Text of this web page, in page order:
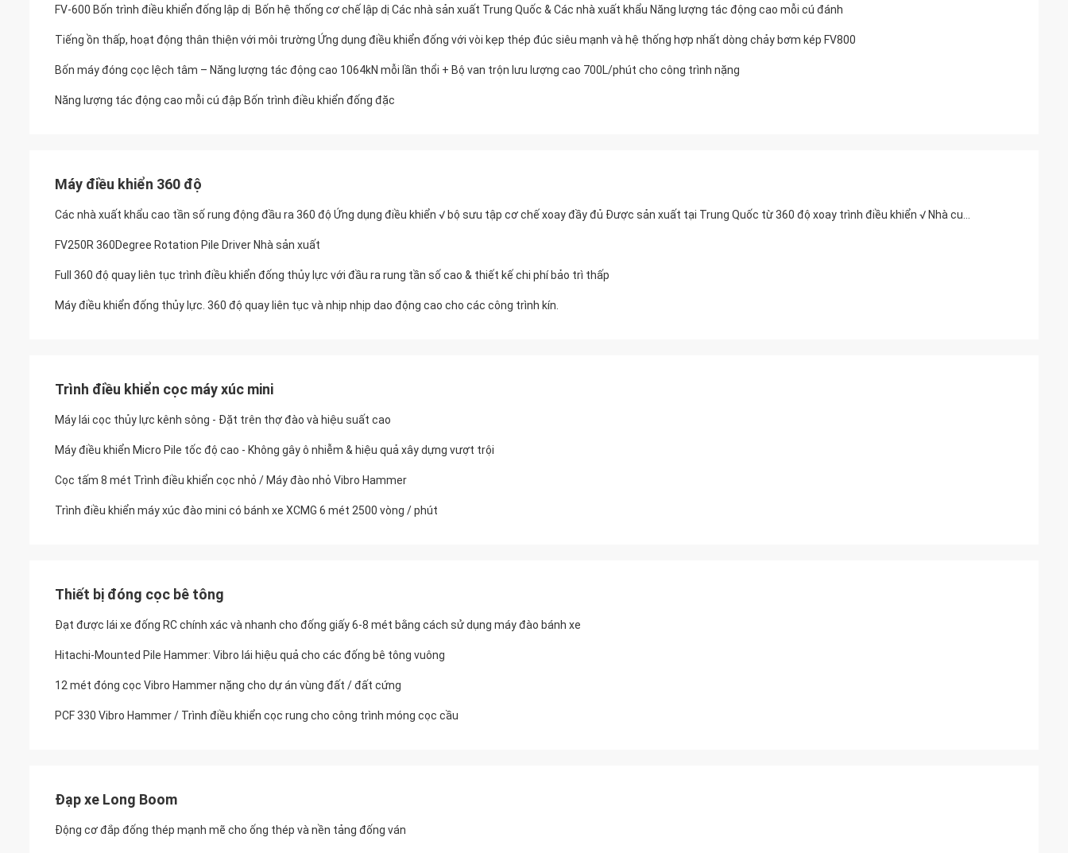
FV-600 Bốn trình điều khiển đống lập dị ️ Bốn hệ thống cơ chế lập dị Các nhà sản xuất Trung Quốc & Các nhà xuất khẩu Năng lượng tác động cao mỗi cú đánh
Tiếng ồn thấp, hoạt động thân thiện với môi trường Ứng dụng điều khiển đống với vòi kẹp thép đúc siêu mạnh và hệ thống hợp nhất dòng chảy bơm kép FV800
Bốn máy đóng cọc lệch tâm – Năng lượng tác động cao 1064kN mỗi lần thổi + Bộ van trộn lưu lượng cao 700L/phút cho công trình nặng
Năng lượng tác động cao mỗi cú đập Bốn trình điều khiển đống đặc
Máy điều khiển 360 độ
FV250R 360Degree Rotation Pile Driver Nhà sản xuất
Full 360 độ quay liên tục trình điều khiển đống thủy lực với đầu ra rung tần số cao & thiết kế chi phí bảo trì thấp
Máy điều khiển đống thủy lực. 360 độ quay liên tục và nhịp nhịp dao động cao cho các công trình kín.
Trình điều khiển cọc máy xúc mini
Máy lái cọc thủy lực kênh sông - Đặt trên thợ đào và hiệu suất cao
Máy điều khiển Micro Pile tốc độ cao - Không gây ô nhiễm & hiệu quả xây dựng vượt trội
Cọc tấm 8 mét Trình điều khiển cọc nhỏ / Máy đào nhỏ Vibro Hammer
Trình điều khiển máy xúc đào mini có bánh xe XCMG 6 mét 2500 vòng / phút
Thiết bị đóng cọc bê tông
Đạt được lái xe đống RC chính xác và nhanh cho đống giấy 6-8 mét bằng cách sử dụng máy đào bánh xe
Hitachi-Mounted Pile Hammer: Vibro lái hiệu quả cho các đống bê tông vuông
12 mét đóng cọc Vibro Hammer nặng cho dự án vùng đất / đất cứng
PCF 330 Vibro Hammer / Trình điều khiển cọc rung cho công trình móng cọc cầu
Đạp xe Long Boom
Động cơ đắp đống thép mạnh mẽ cho ống thép và nền tảng đống ván